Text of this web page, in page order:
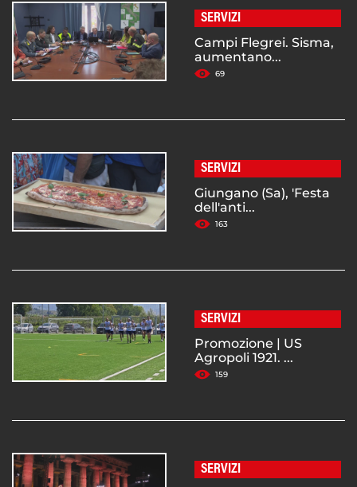
SERVIZI
Campi Flegrei. Sisma,
aumentano...
69
SERVIZI
Giungano (Sa), 'Festa
dell'anti...
163
SERVIZI
Promozione | US
Agropoli 1921. ...
159
SERVIZI